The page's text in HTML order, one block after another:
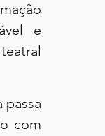
e
passa
com